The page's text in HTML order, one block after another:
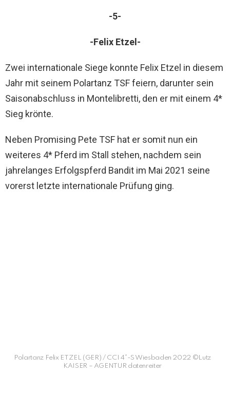
-5-
-Felix Etzel-
Zwei internationale Siege konnte Felix Etzel in diesem
Jahr mit seinem Polartanz TSF feiern, darunter sein
Saisonabschluss in Montelibretti, den er mit einem 4*
Sieg krönte.
Neben Promising Pete TSF hat er somit nun ein
weiteres 4* Pferd im Stall stehen, nachdem sein
jahrelanges Erfolgspferd Bandit im Mai 2021 seine
vorerst letzte internationale Prüfung ging.
Polartanz Felix ETZEL (GER) / CCI 4*-S Wiesbaden 2022 ©Lutz
KAISER – AGENTUR datenreiter